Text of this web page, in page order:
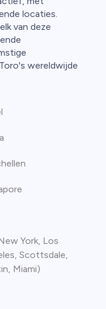
locaties.
van deze
wereldwijde
York, Los
Scottsdale,
Miami)